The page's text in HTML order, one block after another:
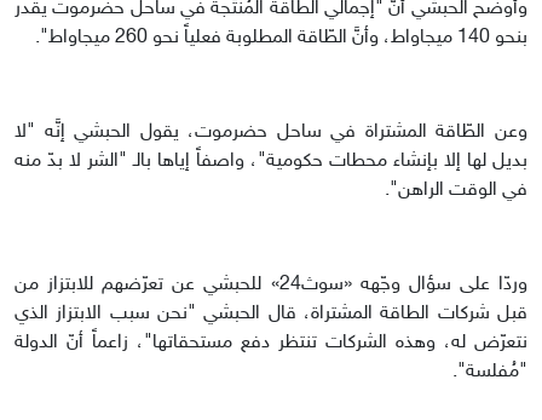
وأوضح الحبشي أنَّ "إجمالي الطاقة المُنتَجة في ساحل حضرموت يقدر
بنحو 140 ميجاواط، وأنَّ الطّاقة المطلوبة فعلياً نحو 260 ميجاواط".
وعن الطّاقة المشتراة في ساحل حضرموت، يقول الحبشي إنَّه "لا
بديل لها إلا بإنشاء محطات حكومية"، واصفاً إياها بالـ "الشر لا بدّ منه
في الوقت الراهن".
وردّا على سؤال وجّهه «سوث24» للحبشي عن تعرّضهم للابتزاز من
قبل شركات الطاقة المشتراة، قال الحبشي "نحن سبب الابتزاز الذي
نتعرّض له، وهذه الشركات تنتظر دفع مستحقاتها"، زاعماً أنّ الدولة
"مُفلسة".